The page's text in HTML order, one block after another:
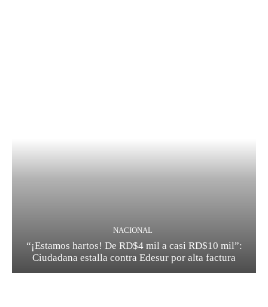
NACIONAL
“¡Estamos hartos! De RD$4 mil a casi RD$10 mil”:
Ciudadana estalla contra Edesur por alta factura